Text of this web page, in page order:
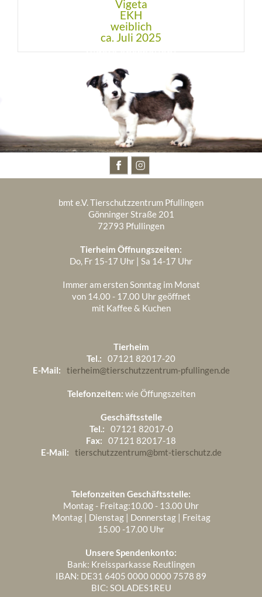
Vigeta
EKH
weiblich
ca. Juli 2025
bmt e.V. Tierschutzzentrum Pfullingen
Gönninger Straße 201
72793 Pfullingen
Tierheim Öffnungszeiten:
Do, Fr 15-17 Uhr | Sa 14-17 Uhr
Immer am ersten Sonntag im Monat
von 14.00 - 17.00 Uhr geöffnet
mit Kaffee & Kuchen
Tierheim
Tel.:
07121 82017-20
E-Mail:
tierheim@tierschutzzentrum-pfullingen.de
Telefonzeiten: wie Öffungszeiten
Geschäftsstelle
Tel.:
07121 82017-0
Fax:
07121 82017-18
E-Mail:
tierschutzzentrum@bmt-tierschutz.de
Telefonzeiten Geschäftsstelle:
Montag - Freitag:10.00 - 13.00 Uhr
Montag | Dienstag | Donnerstag | Freitag
15.00 -17.00 Uhr
Unsere Spendenkonto:
Bank: Kreissparkasse Reutlingen
IBAN: DE31 6405 0000 0000 7578 89
BIC: SOLADES1REU